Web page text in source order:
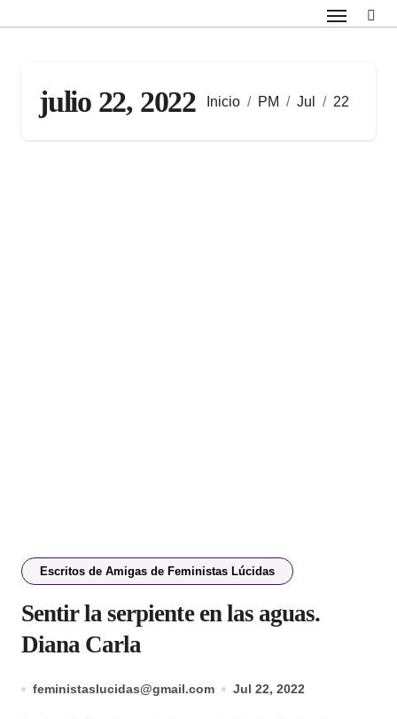
al
julio 22, 2022 Inicio PM Jul 22
Escritos de Amigas de Feministas Lúcidas
Sentir la serpiente en las aguas.
Diana Carla
feministaslucidas@gmail.com Jul 22, 2022